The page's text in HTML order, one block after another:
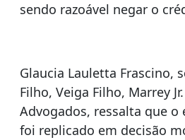
sendo razoável negar o
Glaucia Lauletta Frascino,
Filho, Veiga Filho, Marrey
Advogados, ressalta que
foi replicado em decisão